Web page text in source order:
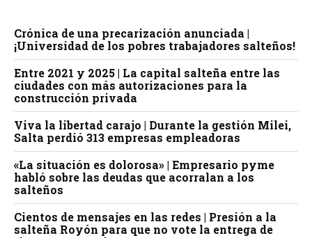
Crónica de una precarización anunciada |
¡Universidad de los pobres trabajadores salteños!
Entre 2021 y 2025 | La capital salteña entre las
ciudades con más autorizaciones para la
construcción privada
Viva la libertad carajo | Durante la gestión Milei,
Salta perdió 313 empresas empleadoras
«La situación es dolorosa» | Empresario pyme
habló sobre las deudas que acorralan a los
salteños
Cientos de mensajes en las redes | Presión a la
salteña Royón para que no vote la entrega de